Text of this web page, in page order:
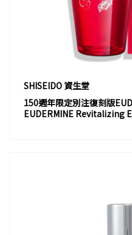
SHISEIDO 資生堂
150週年限定別注復刻版
EUDERMINE Revitalizing